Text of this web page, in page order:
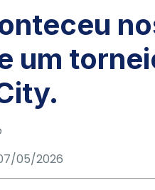
um
05/2026